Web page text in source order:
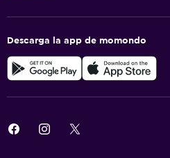
Descarga la app de momondo